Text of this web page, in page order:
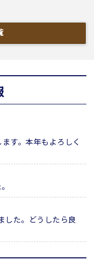
す。本年もよろしく
した。どうしたら良